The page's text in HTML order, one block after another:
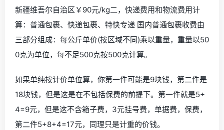
新疆维吾尔自治区￥90元/kg二，快递费用和物流费用计
算：普通包裹、快递包裹、特快专递 国内普通包裹收费由
三部分组成：每公斤单价(按区域不同)乘以重量，重量以50
0克为单位，每不足500克按500克计算。
如果单纯按计价单位算，你第一件可能是9块钱，第二件是
18块钱，但是这是在不包括保费的前提下。第一件就是5+
4=9元，但是这不含箱子费，3元挂号费，单据费，保费，
第二件5+8+4=17元，同理只是计重的价钱。